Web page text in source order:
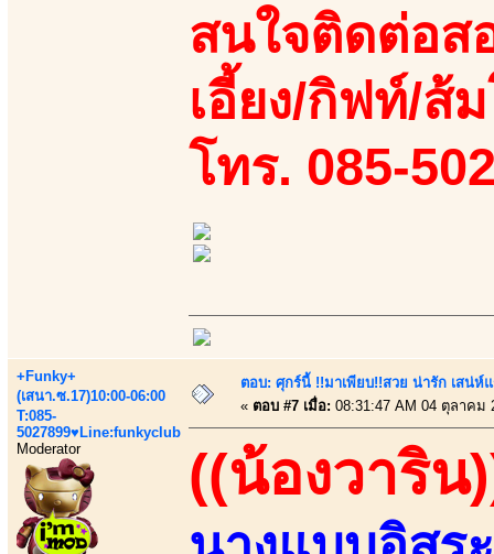
สนใจติดต่อส
เอี้ยง/กิฟท์/ส้
โทร. 085-
+Funky+
(เสนา.ซ.17)10:00-06:00
T:085-
5027899♥Line:funkyclub
Moderator
ตอบ: ศุกร์นี้ !!มาเพียบ!!สวย น่ารัก เสน่ห์
« ตอบ #7 เมื่อ: 08:31:47 AM 04 ตุลาคม
((น้องวาริน